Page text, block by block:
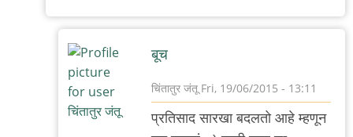
बूच
चिंतातुर जंतूFri, 19/06/2015 - 13:11
reply
प्रतिसाद सारखा बदलतो आहे म्हणून